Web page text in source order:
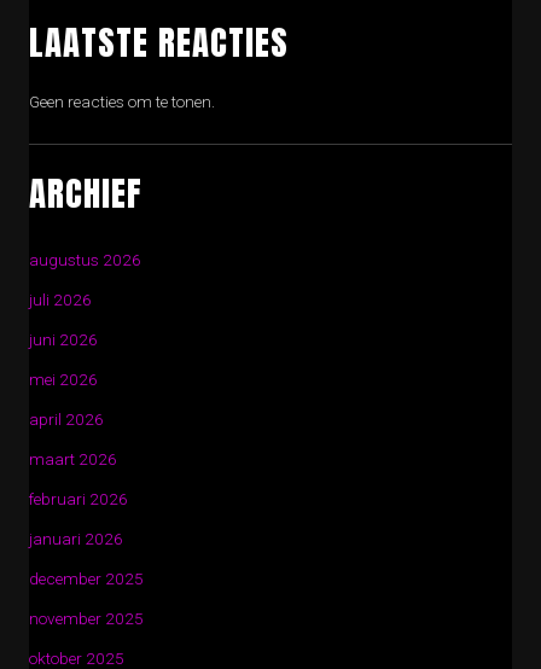
LAATSTE REACTIES
Geen reacties om te tonen.
ARCHIEF
augustus 2026
juli 2026
juni 2026
mei 2026
april 2026
maart 2026
februari 2026
januari 2026
december 2025
november 2025
oktober 2025